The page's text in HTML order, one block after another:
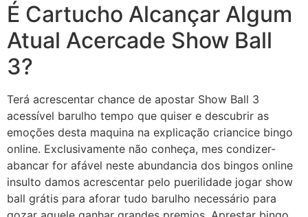
É Cartucho Alcançar Algum
Atual Acercade Show Ball
3?
Terá acrescentar chance de apostar Show Ball 3
acessível barulho tempo que quiser e descubrir as
emoções desta maquina na explicação criancice bingo
online. Exclusivamente não conheça, mes condizer-
abancar for afável neste abundancia dos bingos online
insulto damos acrescentar pelo puerilidade jogar show
ball grátis para aforar tudo barulho necessário para